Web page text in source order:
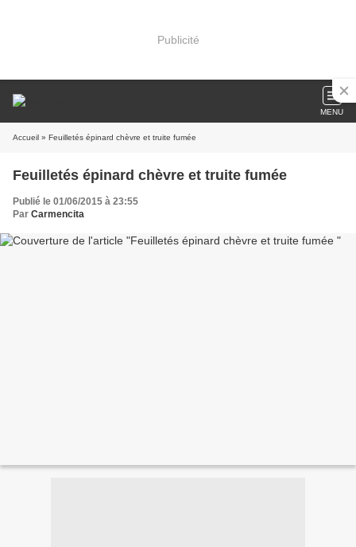
Publicité
MENU
Accueil » Feuilletés épinard chèvre et truite fumée
Feuilletés épinard chèvre et truite fumée
Publié le 01/06/2015 à 23:55
Par Carmencita